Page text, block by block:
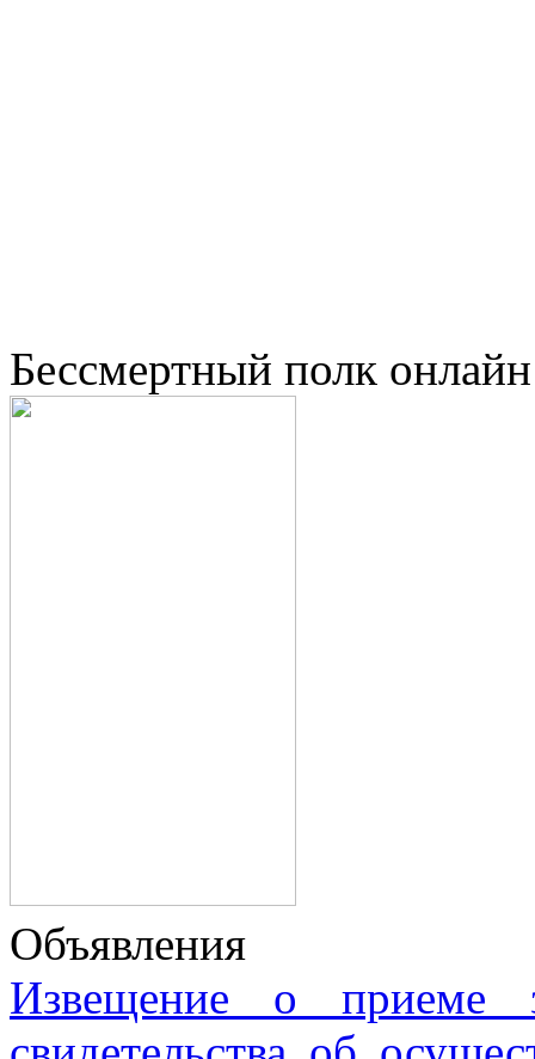
Бессмертный полк онлайн
Объявления
Извещение о приеме